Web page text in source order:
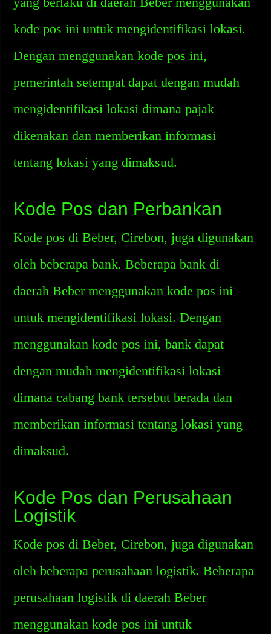
kode pos ini untuk mengidentifikasi lokasi.
Dengan menggunakan kode pos ini,
pemerintah setempat dapat dengan mudah
mengidentifikasi lokasi dimana pajak
dikenakan dan memberikan informasi
tentang lokasi yang dimaksud.
Kode Pos dan Perbankan
Kode pos di Beber, Cirebon, juga digunakan
oleh beberapa bank. Beberapa bank di
daerah Beber menggunakan kode pos ini
untuk mengidentifikasi lokasi. Dengan
menggunakan kode pos ini, bank dapat
dengan mudah mengidentifikasi lokasi
dimana cabang bank tersebut berada dan
memberikan informasi tentang lokasi yang
dimaksud.
Kode Pos dan Perusahaan
Logistik
Kode pos di Beber, Cirebon, juga digunakan
oleh beberapa perusahaan logistik. Beberapa
perusahaan logistik di daerah Beber
menggunakan kode pos ini untuk